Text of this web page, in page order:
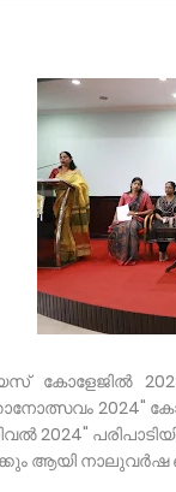
2024"
2024"
ആയി